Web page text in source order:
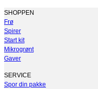
SHOPPEN
Frø
Spirer
Start kit
Mikrogrønt
Gaver
SERVICE
Spor din pakke